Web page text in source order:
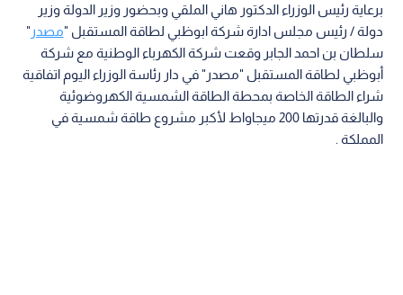
برعاية رئيس الوزراء الدكتور هاني الملقي وبحضور وزير الدولة وزير
دولة / رئيس مجلس ادارة شركة ابوظبي لطاقة المستقبل "مصدر "
سلطان بن احمد الجابر وقعت شركة الكهرباء الوطنية مع شركة
أبوظبي لطاقة المستقبل "مصدر" في دار رئاسة الوزراء اليوم اتفاقية
شراء الطاقة الخاصة بمحطة الطاقة الشمسية الكهروضوئية
والبالغة قدرتها 200 ميجاواط لأكبر مشروع طاقة شمسية في
المملكة .